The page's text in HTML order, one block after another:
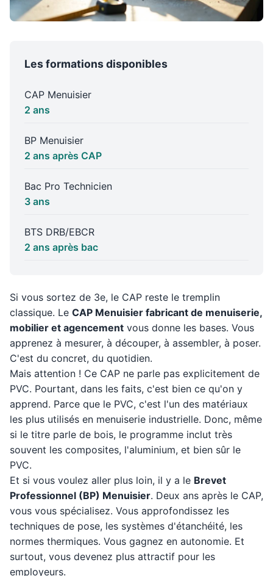
Les formations disponibles
CAP Menuisier
2 ans
BP Menuisier
2 ans après CAP
Bac Pro Technicien
3 ans
BTS DRB/EBCR
2 ans après bac
Si vous sortez de 3e, le CAP reste le tremplin
classique. Le CAP Menuisier fabricant de menuiserie,
mobilier et agencement vous donne les bases. Vous
apprenez à mesurer, à découper, à assembler, à poser.
C'est du concret, du quotidien.
Mais attention ! Ce CAP ne parle pas explicitement de
PVC. Pourtant, dans les faits, c'est bien ce qu'on y
apprend. Parce que le PVC, c'est l'un des matériaux
les plus utilisés en menuiserie industrielle. Donc, même
si le titre parle de bois, le programme inclut très
souvent les composites, l'aluminium, et bien sûr le
PVC.
Et si vous voulez aller plus loin, il y a le Brevet
Professionnel (BP) Menuisier. Deux ans après le CAP,
vous vous spécialisez. Vous approfondissez les
techniques de pose, les systèmes d'étanchéité, les
normes thermiques. Vous gagnez en autonomie. Et
surtout, vous devenez plus attractif pour les
employeurs.